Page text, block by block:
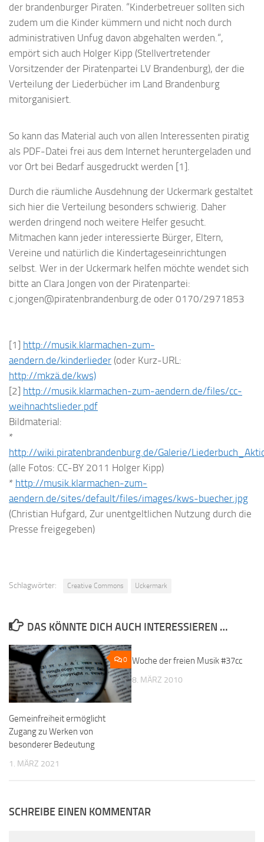
der brandenburger Piraten. “Kinderbetreuer sollten sich
zudem um die Kinder kümmern und nicht noch durch
administrativen Unfug davon abgehalten werden.“,
empört sich auch Holger Kipp (Stellvertretender
Vorsitzender der Piratenpartei LV Brandenburg), der die
Verteilung der Liederbücher im Land Brandenburg
mitorganisiert.
So kann das Material auch von allen Interessenten piratig
als PDF-Datei frei aus dem Internet heruntergeladen und
vor Ort bei Bedarf ausgedruckt werden [1].
Durch die räumliche Ausdehnung der Uckermark gestaltet
sich hier die Verteilung besonders schwierig. Daher
werden dringend noch weitere Helfer gesucht.
Mitmachen kann jeder interessierte Bürger, Eltern,
Vereine und natürlich die Kindertageseinrichtungen
selbst. Wer in der Uckermark helfen möchte wendet sich
bitte an Clara Jongen von der Piratenpartei:
c.jongen@piratenbrandenburg.de oder 0170/2971853
[1] http://musik.klarmachen-zum-
aendern.de/kinderlieder (oder Kurz-URL:
http://mkzä.de/kws)
[2] http://musik.klarmachen-zum-aendern.de/files/cc-
weihnachtslieder.pdf
Bildmaterial:
*
http://wiki.piratenbrandenburg.de/Galerie/
(alle Fotos: CC-BY 2011 Holger Kipp)
* http://musik.klarmachen-zum-
aendern.de/sites/default/files/images/kws-buecher.jpg
(Christian Hufgard, Zur unentgeltlichen Nutzung durch die
Presse freigegeben)
Schlagwörter: Creative Commons Uckermark
DAS KÖNNTE DICH AUCH INTERESSIEREN …
0
Gemeinfreiheit ermöglicht
Zugang zu Werken von
besonderer Bedeutung
1. MÄRZ 2021
Woche der freien Musik #37cc
8. MÄRZ 2010
SCHREIBE EINEN KOMMENTAR